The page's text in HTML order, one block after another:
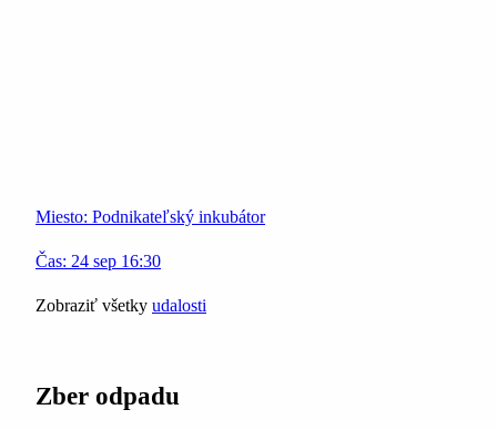
Miesto: Podnikateľský inkubátor
Čas: 24 sep 16:30
Zobraziť všetky udalosti
Zber odpadu